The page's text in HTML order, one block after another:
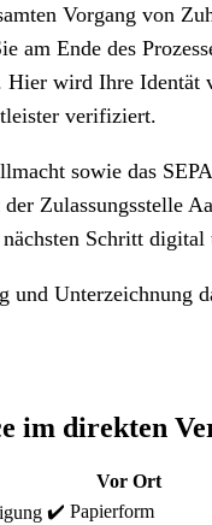
Vorgang von
am Ende des
Hier wird Ihre Identät
verifiziert.
sowie das
Zulassungsstelle
Schritt digital
und Unterzeichnung
im direkten
Vor Ort
✔️ Papierform